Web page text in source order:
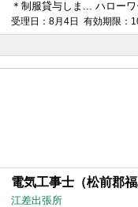
＊制服貸与しま... ハロー
受理日：8月4日 有効期限：
電気工事士（松前郡福
江差出張所